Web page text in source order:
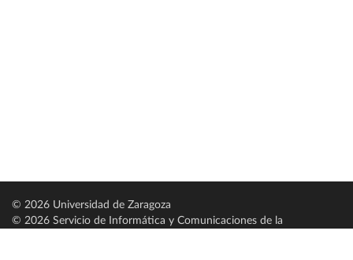
© 2026 Universidad de Zaragoza
© 2026 Servicio de Informática y Comunicaciones de la